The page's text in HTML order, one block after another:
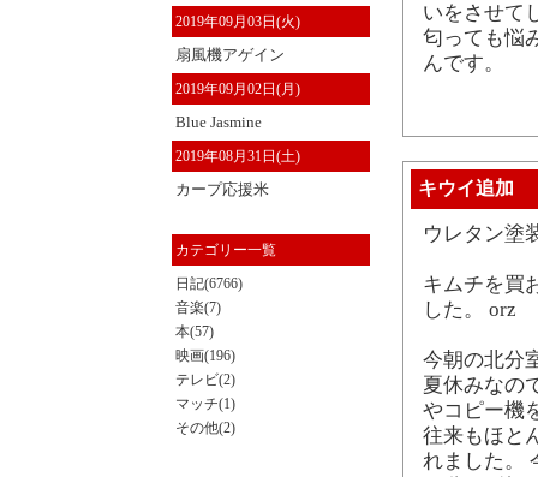
2019年09月03日(火)
扇風機アゲイン
2019年09月02日(月)
Blue Jasmine
2019年08月31日(土)
カープ応援米
カテゴリー一覧
日記(6766)
音楽(7)
本(57)
映画(196)
テレビ(2)
マッチ(1)
その他(2)
いをさせて
匂っても悩
んです。
キウイ追加
ウレタン塗
キムチを買
した。 orz
今朝の北分
夏休みなの
やコピー機
往来もほと
れました。